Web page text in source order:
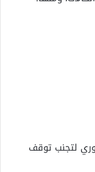
لتجنب توقف